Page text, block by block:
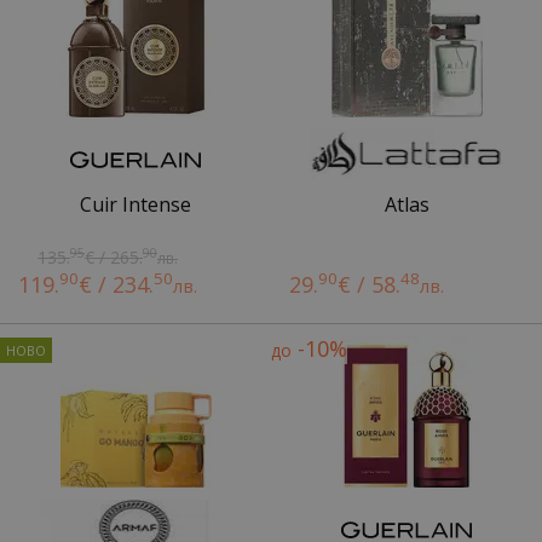
Cuir Intense
135.95€ / 265.90лв.
119.90€ / 234.50лв.
Atlas
29.90€ / 58.48лв.
до -10%